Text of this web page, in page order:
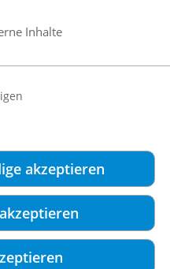
Inhalte
akzeptieren
Berlin
trifft
Fuhrmann auf